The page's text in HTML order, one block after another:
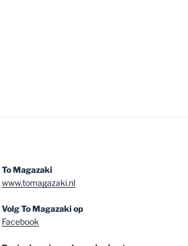
To Magazaki
www.tomagazaki.nl
Volg To Magazaki op
Facebook